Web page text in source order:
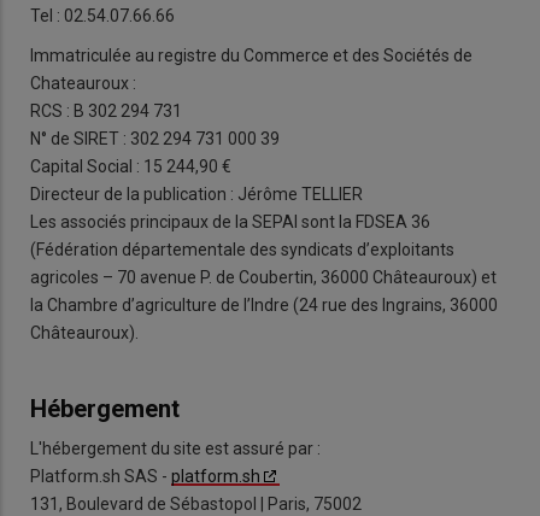
Tel : 02.54.07.66.66
Immatriculée au registre du Commerce et des Sociétés de
Chateauroux :
RCS : B 302 294 731
N° de SIRET : 302 294 731 000 39
Capital Social : 15 244,90 €
Directeur de la publication : Jérôme TELLIER
Les associés principaux de la SEPAI sont la FDSEA 36
(Fédération départementale des syndicats d’exploitants
agricoles – 70 avenue P. de Coubertin, 36000 Châteauroux) et
la Chambre d’agriculture de l’Indre (24 rue des Ingrains, 36000
Châteauroux).
Hébergement
L'hébergement du site est assuré par :
Platform.sh SAS - platform.sh
131, Boulevard de Sébastopol | Paris, 75002